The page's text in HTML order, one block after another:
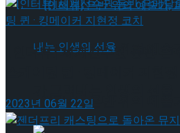
[인터뷰] 은반 위의 예술
[인터뷰] 은반 위의 예술
[인터뷰] 세계선수권 동반 은
2023년 06월 22일